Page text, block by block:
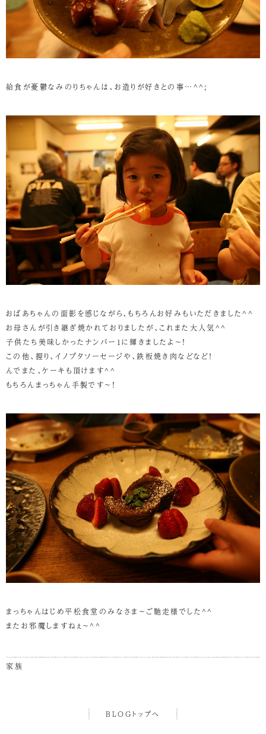
給食が憂鬱なみのりちゃんは、お造りが好きとの事…^^;
おばあちゃんの面影を感じながら、もちろんお好みもいただきました^^
お母さんが引き継ぎ焼かれておりましたが、これまた大人気^^
子供たち美味しかったナンバー１に輝きましたよ～！
この他、握り、イノブタソーセージや、鉄板焼き肉などなど！
んでまた、ケーキも頂けます^^
もちろんまっちゃん手製です～！
まっちゃんはじめ平松食堂のみなさま～ご馳走様でした^^
またお邪魔しますねぇ～^^
家族
BLOGトップへ